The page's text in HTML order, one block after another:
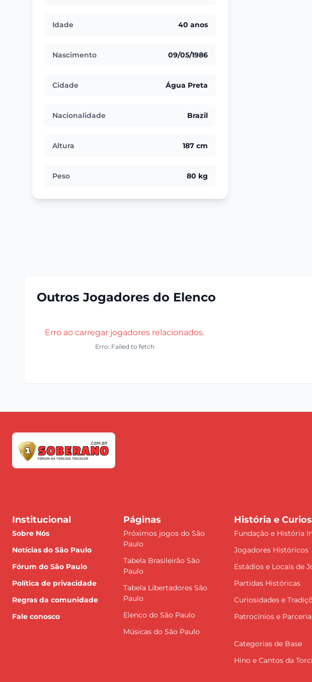
Idade 40 anos
Nascimento 09/05/1986
Cidade Água Preta
Nacionalidade Brazil
Altura 187 cm
Peso 80 kg
Outros Jogadores do Elenco
Erro ao carregar jogadores relacionados.
Erro: Failed to fetch
Institucional
Sobre Nós
Notícias do São Paulo
Fórum do São Paulo
Política de privacidade
Regras da comunidade
Fale conosco
Páginas
Próximos jogos do São
Paulo
Tabela Brasileirão São
Paulo
Tabela Libertadores São
Paulo
Elenco do São Paulo
Músicas do São Paulo
História e
Fundação e História
Jogadores Históricos
Estádios e Locais de
Partidas Históricas
Curiosidades e
Patrocínios e
Categorias de Base
Hino e Cantos da